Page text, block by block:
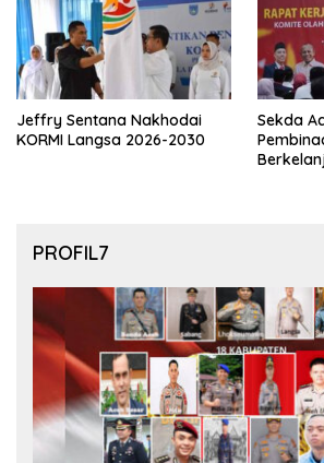
Jeffry Sentana Nakhodai
KORMI Langsa 2026-2030
Sekda
PROFIL7